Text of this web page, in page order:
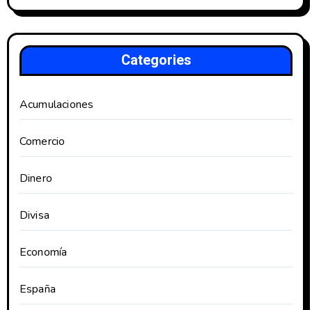
Categories
Acumulaciones
Comercio
Dinero
Divisa
Economía
España